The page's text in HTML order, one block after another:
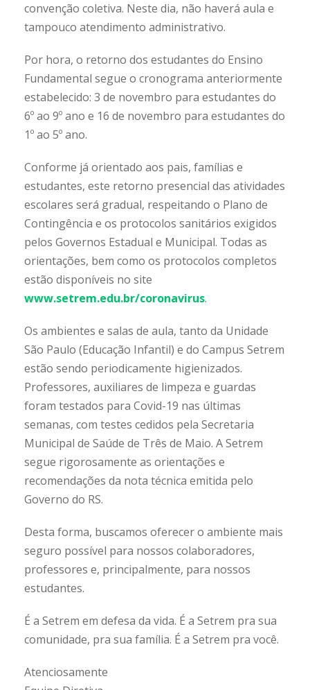
convenção coletiva. Neste dia, não haverá aula e
tampouco atendimento administrativo.
Por hora, o retorno dos estudantes do Ensino
Fundamental segue o cronograma anteriormente
estabelecido: 3 de novembro para estudantes do
6º ao 9º ano e 16 de novembro para estudantes do
1º ao 5º ano.
Conforme já orientado aos pais, famílias e
estudantes, este retorno presencial das atividades
escolares será gradual, respeitando o Plano de
Contingência e os protocolos sanitários exigidos
pelos Governos Estadual e Municipal. Todas as
orientações, bem como os protocolos completos
estão disponíveis no site
www.setrem.edu.br/coronavirus.
Os ambientes e salas de aula, tanto da Unidade
São Paulo (Educação Infantil) e do Campus Setrem
estão sendo periodicamente higienizados.
Professores, auxiliares de limpeza e guardas
foram testados para Covid-19 nas últimas
semanas, com testes cedidos pela Secretaria
Municipal de Saúde de Três de Maio. A Setrem
segue rigorosamente as orientações e
recomendações da nota técnica emitida pelo
Governo do RS.
Desta forma, buscamos oferecer o ambiente mais
seguro possível para nossos colaboradores,
professores e, principalmente, para nossos
estudantes.
É a Setrem em defesa da vida. É a Setrem pra sua
comunidade, pra sua família. É a Setrem pra você.
Atenciosamente